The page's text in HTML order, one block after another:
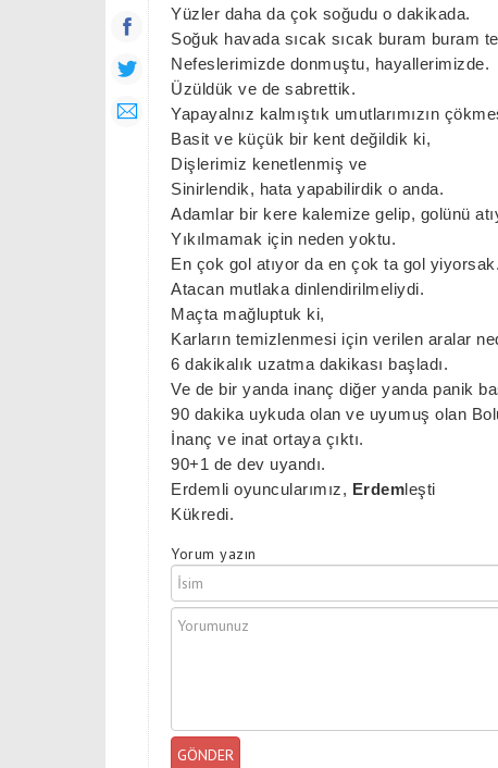
Yüzler daha da çok soğudu o dakikada.
Soğuk havada sıcak sıcak buram buram
Nefeslerimizde donmuştu, hayallerimizde.
Üzüldük ve de sabrettik.
Yapayalnız kalmıştık umutlarımızın
Basit ve küçük bir kent değildik ki,
Dişlerimiz kenetlenmiş ve
Sinirlendik, hata yapabilirdik o anda.
Adamlar bir kere kalemize gelip, golünü
Yıkılmamak için neden yoktu.
En çok gol atıyor da en çok ta gol
Atacan mutlaka dinlendirilmeliydi.
Maçta mağluptuk ki,
Karların temizlenmesi için verilen aralar
6 dakikalık uzatma dakikası başladı.
Ve de bir yanda inanç diğer yanda panik
90 dakika uykuda olan ve uyumuş olan
İnanç ve inat ortaya çıktı.
90+1 de dev uyandı.
Erdemli oyuncularımız, Erdem leşti
Kükredi.
Yorum yazın
GÖNDER